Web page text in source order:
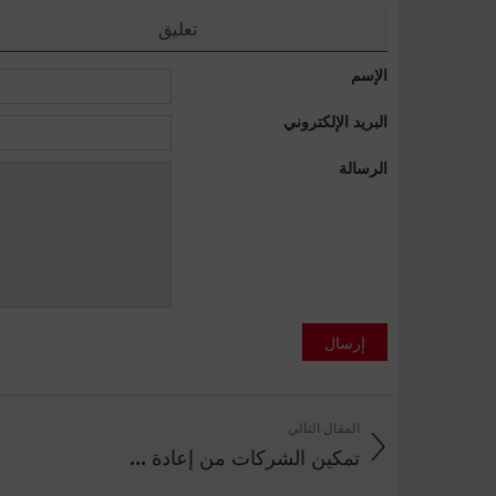
تعليق
الإسم
البريد الإلكتروني
الرسالة
إرسال
المقال التالي
تمكين الشركات من إعادة ...